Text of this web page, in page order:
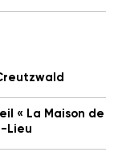
« La Maison de
Lieu